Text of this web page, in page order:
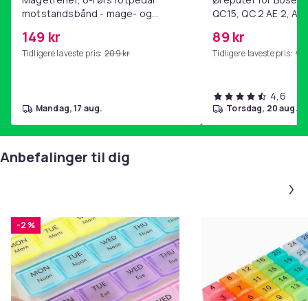
motstandsbånd - mage- og
hjemmegymnastikk Purple
149 kr
Tidligere laveste pris: 209 kr
mandag, 17 aug.
QC15, QC 2 AE 2, AE
89 kr
Tidligere laveste pris: 99
4,6
torsdag, 20 aug.
Anbefalinger til dig
-2 %